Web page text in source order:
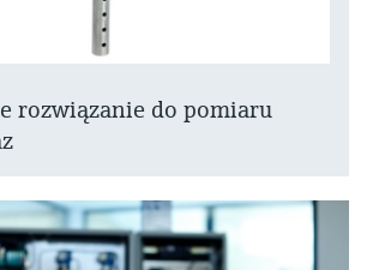
rozwiązanie do pomiaru